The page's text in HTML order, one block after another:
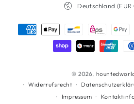
© 2026,
Widerrufsrecht
Impressum
Deutschland (EUR
Zahlungsmöglichkeiten